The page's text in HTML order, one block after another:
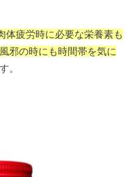
体疲労時に必要な栄養素も
邪の時にも時間帯を気に
。